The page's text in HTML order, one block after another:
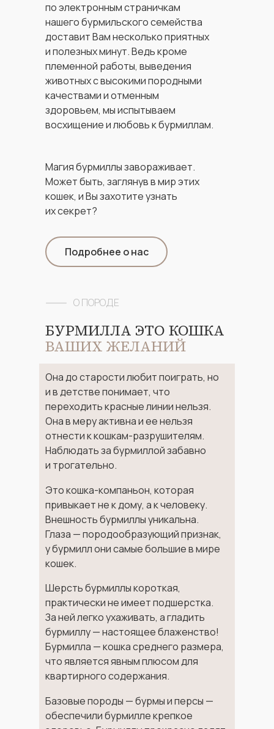
Подробнее о нас
по электронным страничкам
нашего бурмильского семейства
доставит Вам несколько приятных
и полезных минут. Ведь кроме
племенной работы, выведения
животных с высокими породными
качествами и отменным
здоровьем, мы испытываем
восхищение и любовь к бурмиллам.
Магия бурмиллы завораживает.
Может быть, заглянув в мир этих
кошек, и Вы захотите узнать
их секрет?
БУРМИЛЛА ЭТО КОШКА
ВАШИХ ЖЕЛАНИЙ
Oна до старости любит поиграть, но
и в детстве понимает, что
переходить красные линии нельзя.
Она в меру активна и ее нельзя
отнести к кошкам-разрушителям.
Наблюдать за бурмиллой забавно
и трогательно.
О ПОРОДЕ
Это кошка-компаньон, которая
привыкает не к дому, а к человеку.
Внешность бурмиллы уникальна.
Глаза — породообразующий признак,
у бурмилл они самые большие в мире
кошек.
Базовые породы — бурмы и персы —
обеспечили бурмилле крепкое
Шерсть бурмиллы короткая,
практически не имеет подшерстка.
За ней легко ухаживать, а гладить
бурмиллу — настоящее блаженство!
Бурмилла — кошка среднего размера,
что является явным плюсом для
квартирного содержания.